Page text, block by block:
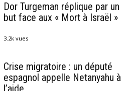
Dor Turgeman réplique par un
but face aux « Mort à Israël »
3.2k vues
Crise migratoire : un député
espagnol appelle Netanyahu à
l’aide